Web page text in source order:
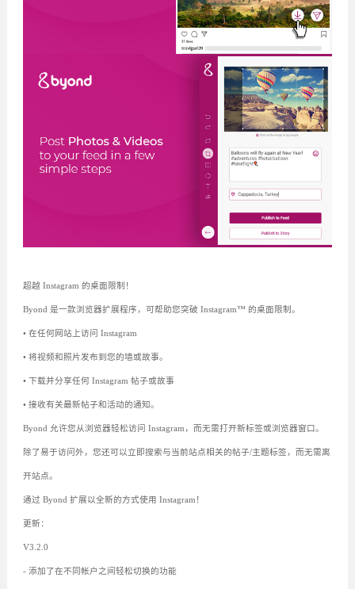
超越 Instagram 的桌面限制！
Byond 是一款浏览器扩展程序，可帮助您突破 Instagram™ 的桌面限制。
• 在任何网站上访问 Instagram
• 将视频和照片发布到您的墙或故事。
• 下载并分享任何 Instagram 帖子或故事
• 接收有关最新帖子和活动的通知。
Byond 允许您从浏览器轻松访问 Instagram，而无需打开新标签或浏览器窗口。
除了易于访问外，您还可以立即搜索与当前站点相关的帖子/主题标签，而无需离
开站点。
通过 Byond 扩展以全新的方式使用 Instagram！
更新：
V3.2.0
- 添加了在不同帐户之间轻松切换的功能